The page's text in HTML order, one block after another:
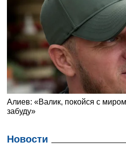
Новости